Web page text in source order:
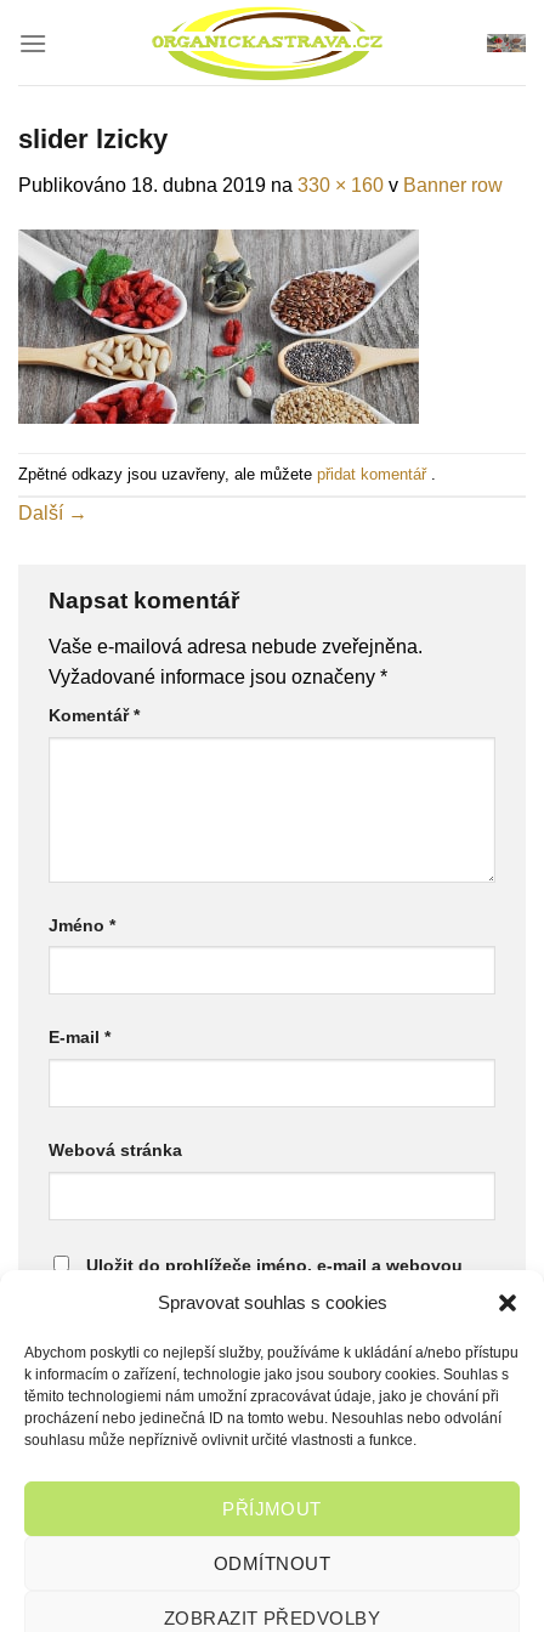
Spravovat souhlas s cookies
Abychom poskytli co nejlepší služby, používáme k ukládání a/nebo přístupu
k informacím o zařízení, technologie jako jsou soubory cookies. Souhlas s
těmito technologiemi nám umožní zpracovávat údaje, jako je chování při
procházení nebo jedinečná ID na tomto webu. Nesouhlas nebo odvolání
souhlasu může nepříznivě ovlivnit určité vlastnosti a funkce.
PŘÍJMOUT
ODMÍTNOUT
ZOBRAZIT PŘEDVOLBY
slider lzicky
Publikováno 18. dubna 2019 na 330 × 160 v Banner row
Zpětné odkazy jsou uzavřeny, ale můžete přidat komentář.
Další →
Napsat komentář
Vaše e-mailová adresa nebude zveřejněna.
Vyžadované informace jsou označeny *
Komentář*
Jméno *
E-mail *
Webová stránka
Uložit do prohlížeče jméno, e-mail a webovou
stránku pro budoucí komentáře.
OCHRANA OSOBNÍCH ÚDAJŮ
ZÁSADY COOKIES (EU)